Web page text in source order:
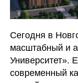
Сегодня в
масштабный и
Университет».
современный